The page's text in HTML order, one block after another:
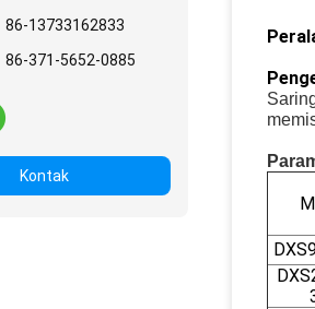
86-13733162833
86-371-5652-0885
Kontak